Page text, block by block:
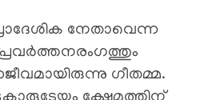
നേതാവെന്ന
ഗീതമ്മ.